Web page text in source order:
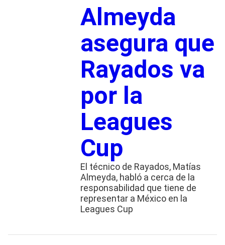
Almeyda
asegura que
Rayados va
por la
Leagues
Cup
El técnico de Rayados, Matías
Almeyda, habló a cerca de la
responsabilidad que tiene de
representar a México en la
Leagues Cup